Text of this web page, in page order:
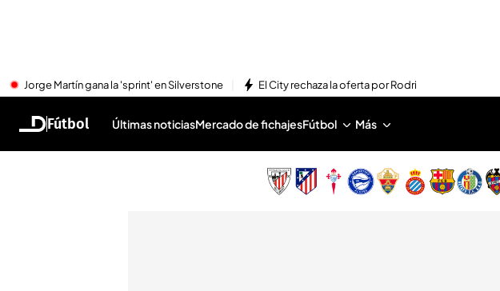
Jorge Martín gana la 'sprint' en Silverstone El City rechaza la oferta por Rodri
Fútbol Últimas noticiasMercado de fichajesFútbol Más